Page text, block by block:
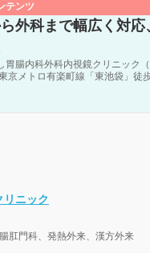
テンツ
外科まで幅広く対
胃腸内科外科内視鏡クリニック
京メトロ有楽町線「東池袋」徒
ニック
肛門科、発熱外来、漢方外来